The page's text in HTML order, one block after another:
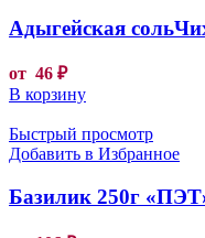
Адыгейская
от 46 ₽
В корзину
Быстрый просмотр
Добавить в Избранное
Базилик 250г